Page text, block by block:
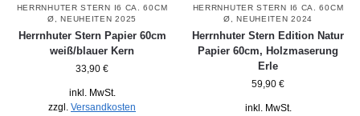
HERRNHUTER STERN I6 CA. 60CM
Ø ,NEUHEITEN 2025
Herrnhuter Stern Papier 60cm
weiß/blauer Kern
33,90 €
inkl. MwSt.
zzgl. Versandkosten
HERRNHUTER STERN I6 CA. 60CM
Ø ,NEUHEITEN 2024
Herrnhuter Stern Edition Natur
Papier 60cm, Holzmaserung
Erle
59,90 €
inkl. MwSt.